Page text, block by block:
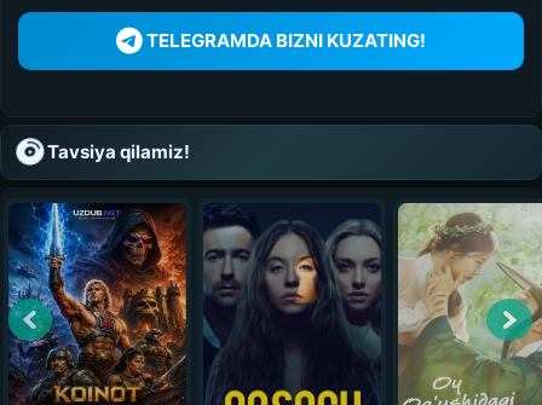
TELEGRAMDA BIZNI KUZATING!
Tavsiya qilamiz!